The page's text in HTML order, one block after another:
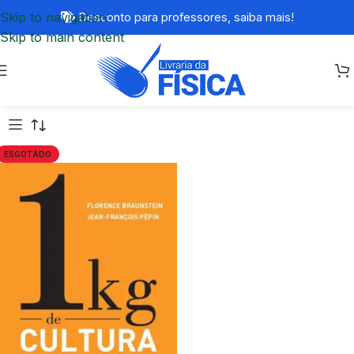
Skip to navigation
Skip to main content
Desconto para professores, saiba mais!
ESGOTADO